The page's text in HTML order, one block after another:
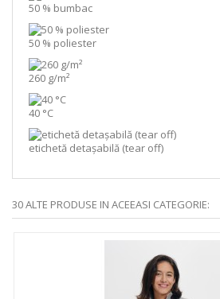
50 % bumbac
50 % poliester
260 g/m²
40 °C
etichetă detaşabilă (tear off)
30 ALTE PRODUSE IN ACEEASI CATEGORIE: